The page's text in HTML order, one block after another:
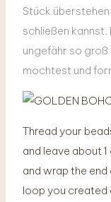
Stück
schließen
ungefähr so groß
möchtest und
Thread your
and leave about
and wrap the
loop you created